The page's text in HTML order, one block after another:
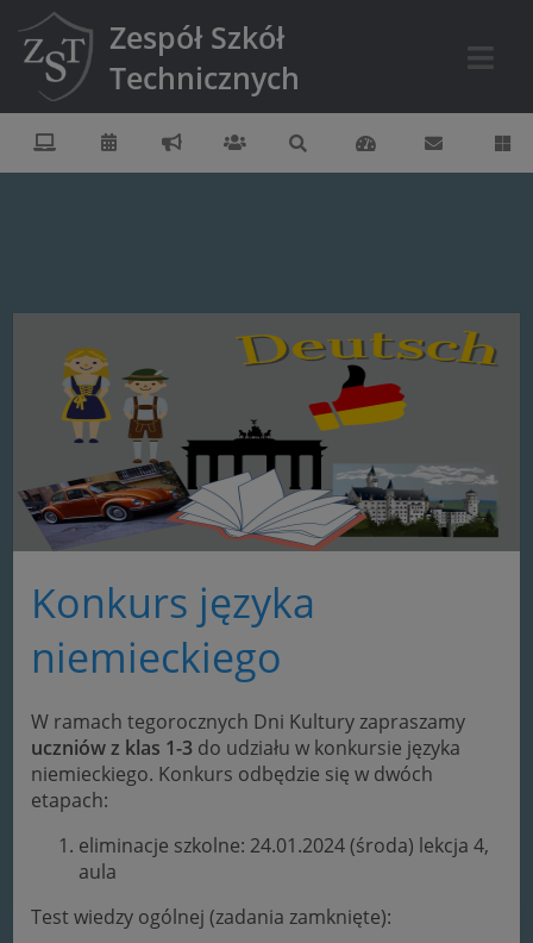
Zespół Szkół
Technicznych
Konkurs języka
niemieckiego
W ramach tegorocznych Dni Kultury zapraszamy
uczniów z klas 1-3 do udziału w konkursie języka
niemieckiego. Konkurs odbędzie się w dwóch
etapach:
eliminacje szkolne: 24.01.2024 (środa) lekcja 4,
aula
Test wiedzy ogólnej (zadania zamknięte):